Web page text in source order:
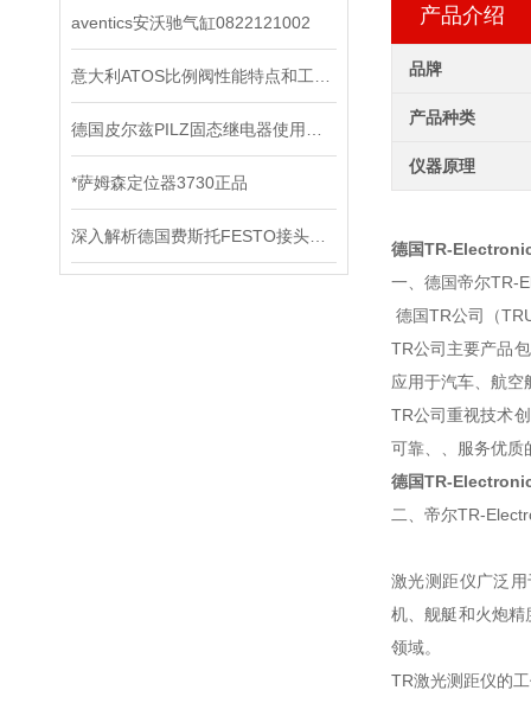
aventics安沃驰气缸0822121002
*萨姆森定位器3730正品
产品介绍
品牌
产品种类
仪器原理
德国TR-
一、德国帝尔TR-
德国TR公司（
TR公司主要产品
应用于汽车、航空
TR公司重视技术
可靠、、服务优质
德国TR-
二、帝尔TR-
激光测距仪广泛
机、舰艇和火炮
领域。
TR激光测距仪的